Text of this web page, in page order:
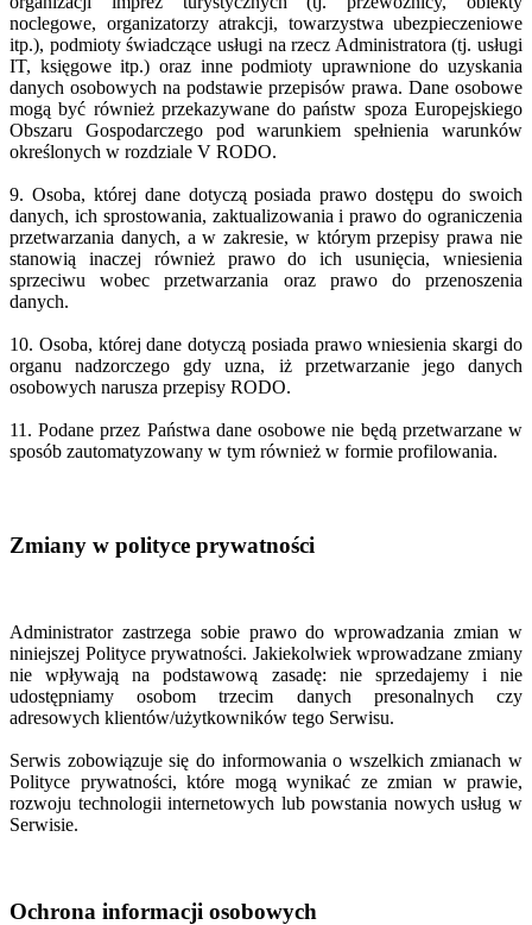
noclegowe, organizatorzy atrakcji, towarzystwa ubezpieczeniowe
itp.), podmioty świadczące usługi na rzecz Administratora (tj. usługi
IT, księgowe itp.) oraz inne podmioty uprawnione do uzyskania
danych osobowych na podstawie przepisów prawa. Dane osobowe
mogą być również przekazywane do państw spoza Europejskiego
Obszaru Gospodarczego pod warunkiem spełnienia warunków
określonych w rozdziale V RODO.
9. Osoba, której dane dotyczą posiada prawo dostępu do swoich
danych, ich sprostowania, zaktualizowania i prawo do ograniczenia
przetwarzania danych, a w zakresie, w którym przepisy prawa nie
stanowią inaczej również prawo do ich usunięcia, wniesienia
sprzeciwu wobec przetwarzania oraz prawo do przenoszenia
danych.
10. Osoba, której dane dotyczą posiada prawo wniesienia skargi do
organu nadzorczego gdy uzna, iż przetwarzanie jego danych
osobowych narusza przepisy RODO.
11. Podane przez Państwa dane osobowe nie będą przetwarzane w
sposób zautomatyzowany w tym również w formie profilowania.
Zmiany w polityce prywatności
Administrator zastrzega sobie prawo do wprowadzania zmian w
niniejszej Polityce prywatności. Jakiekolwiek wprowadzane zmiany
nie wpływają na podstawową zasadę: nie sprzedajemy i nie
udostępniamy osobom trzecim danych presonalnych czy
adresowych klientów/użytkowników tego Serwisu.
Serwis zobowiązuje się do informowania o wszelkich zmianach w
Polityce prywatności, które mogą wynikać ze zmian w prawie,
rozwoju technologii internetowych lub powstania nowych usług w
Serwisie.
Ochrona informacji osobowych